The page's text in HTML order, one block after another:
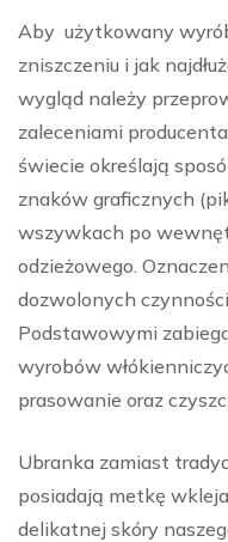
Aby użytkowany
zniszczeniu i jak
wygląd należy
zaleceniami
świecie określają
znaków graficznych
wszywkach po
odzieżowego.
dozwolonych
Podstawowymi
wyrobów
prasowanie oraz
Ubranka zamiast
posiadają metkę
delikatnej skóry